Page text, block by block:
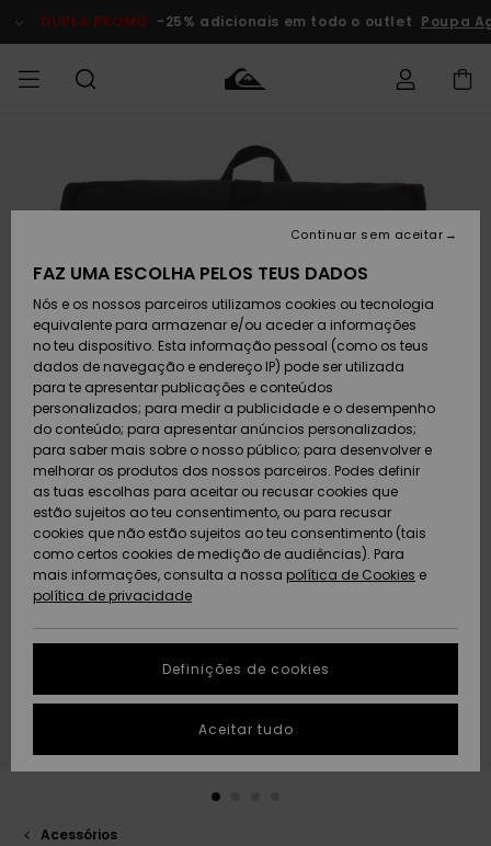
do
DUPLA PROMO -25% adicionais em todo o outlet Poupa
Roupas
Calçado e
chinelos
Surfe/água
Snow
Artigos
recém-
chegados
Coleções
MENINO
Roupas
Calçado e
chinelos
Surfe/água
Neve
Artigos
recém-
chegados
Highlights
MULHER
chegados
Highlights
Snow
SURF
Surf Shop
Homem
Crianças
Highlights
Community
SNOW
Artigos
Neve
Artigos
Criança
Snow Shop
Feminino
Highlights
Community
DUPLA
PROMO
Outlet
Homem
Criança
Outlet
Mulher
AJUDA
Acede à tua
encomenda
Devoluções
Pagamento
Cartão
presente
Quiksilver
Freedom
Protecção de
dados
Guia de
tamanhos
conversa para
obteres a
resposta mais
rápida à tua
SUSTAINABILITY
PRESENTE
DESEJO
Acessórios
FAZ UMA ESCOLHA PELOS TEUS DADOS
Nós e os nossos parceiros utilizamos cookies ou tecnologia
equivalente para armazenar e/ou aceder a informações
no teu dispositivo. Esta informação pessoal (como os teus
dados de navegação e endereço IP) pode ser utilizada
para te apresentar publicações e conteúdos
personalizados; para medir a publicidade e o desempenho
do conteúdo; para apresentar anúncios personalizados;
para saber mais sobre o nosso público; para desenvolver e
melhorar os produtos dos nossos parceiros. Podes definir
as tuas escolhas para aceitar ou recusar cookies que
estão sujeitos ao teu consentimento, ou para recusar
cookies que não estão sujeitos ao teu consentimento (tais
como certos cookies de medição de audiências). Para
mais informações, consulta a nossa política de Cookies e
política de privacidade
Definições de cookies
Continuar sem aceitar
Aceitar tudo